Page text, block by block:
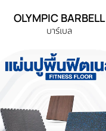
OLYMPIC BARBELL
บาร์เบล